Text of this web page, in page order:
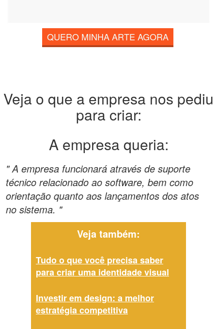
QUERO MINHA ARTE AGORA
Veja o que a empresa nos pediu
para criar:
A empresa queria:
" A empresa funcionará através de suporte
técnico relacionado ao software, bem como
orientação quanto aos lançamentos dos atos
no sistema. "
Veja também:
Tudo o que você precisa saber
para criar uma identidade visual
Investir em design: a melhor
estratégia competitiva